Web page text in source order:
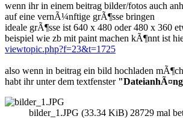
wenn ihr in einem beitrag bilder/fotos auch
auf eine vernÃ¼nftige grÃ¶sse bringen
ideale grÃ¶sse ist 640 x 480 oder 480 x 360
beispiel wie zb mit paint machen kÃ¶nnt ist
viewtopic.php?f=23&t=1725
also wenn in beitrag ein bild hochladen
habt ihr unter dem textfenster
bilder_1.JPG (33.34 KiB) 28729 mal